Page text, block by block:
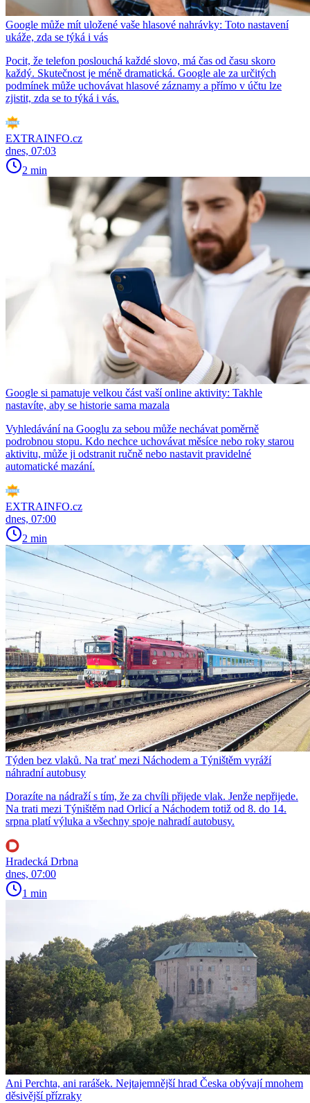
Google může mít uložené vaše hlasové nahrávky: Toto nastavení
ukáže, zda se týká i vás
Pocit, že telefon poslouchá každé slovo, má čas od času skoro
každý. Skutečnost je méně dramatická. Google ale za určitých
podmínek může uchovávat hlasové záznamy a přímo v účtu lze
zjistit, zda se to týká i vás.
EXTRAINFO.cz
dnes, 07:03
2 min
Google si pamatuje velkou část vaší online aktivity: Takhle
nastavíte, aby se historie sama mazala
Vyhledávání na Googlu za sebou může nechávat poměrně
podrobnou stopu. Kdo nechce uchovávat měsíce nebo roky starou
aktivitu, může ji odstranit ručně nebo nastavit pravidelné
automatické mazání.
EXTRAINFO.cz
dnes, 07:00
2 min
Týden bez vlaků. Na trať mezi Náchodem a Týništěm vyráží
náhradní autobusy
Dorazíte na nádraží s tím, že za chvíli přijede vlak. Jenže nepřijede.
Na trati mezi Týništěm nad Orlicí a Náchodem totiž od 8. do 14.
srpna platí výluka a všechny spoje nahradí autobusy.
Hradecká Drbna
dnes, 07:00
1 min
Ani Perchta, ani rarášek. Nejtajemnější hrad Česka obývají mnohem
děsivější přízraky